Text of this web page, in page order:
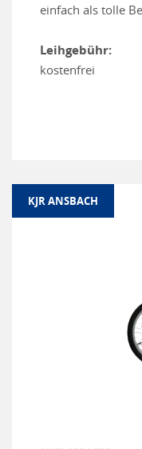
einfach als tolle
Leihgebühr:
kostenfrei
KJR ANSBACH